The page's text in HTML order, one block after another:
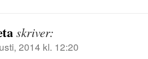
skriver:
2014 kl. 12:20